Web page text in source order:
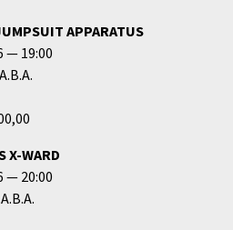
APPARATUS
19:00
X-WARD
20:00